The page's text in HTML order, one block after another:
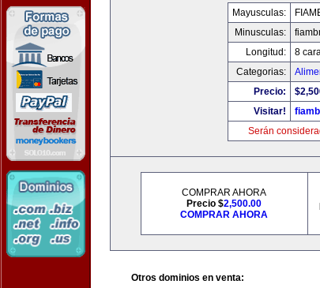
Mayusculas:
Minusculas:
Longitud:
8
Categorias:
Precio:
Visitar!
Serán
COMPRAR AHORA
Precio $2,500.00
COMPRAR AHORA
Otros dominios en venta: